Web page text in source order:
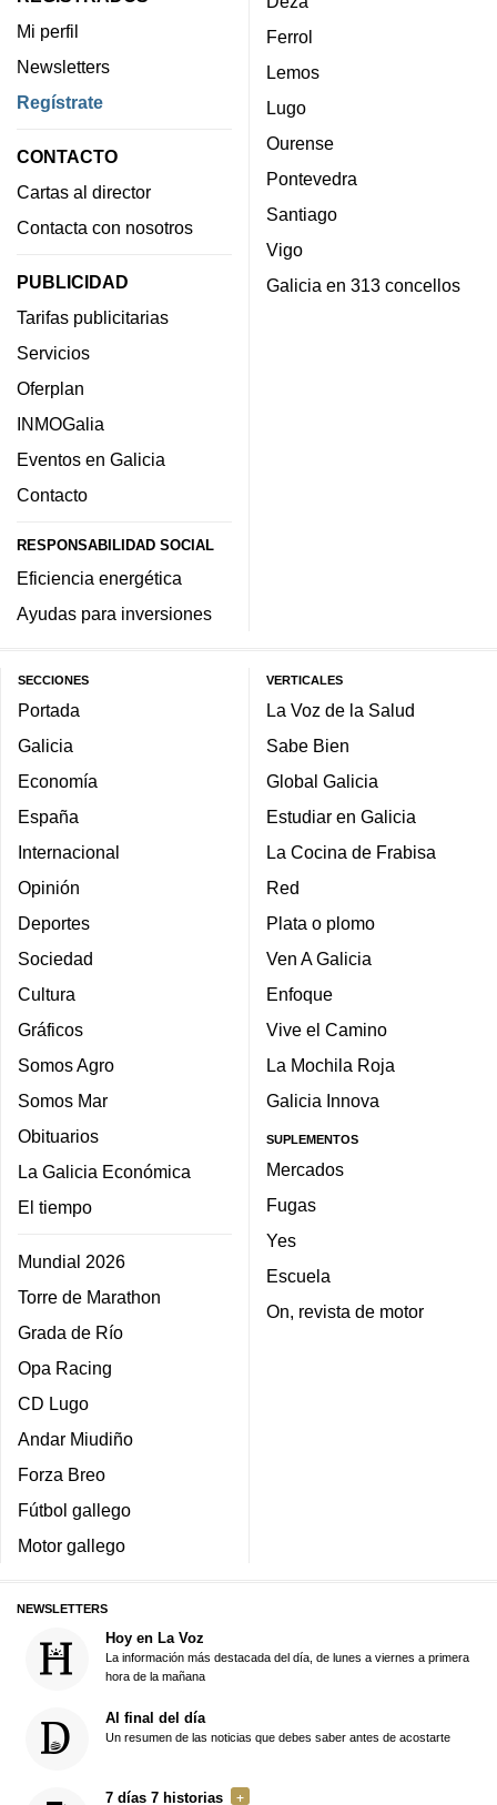
Mi perfil
Newsletters
Regístrate
CONTACTO
Cartas al director
Contacta con nosotros
PUBLICIDAD
Tarifas publicitarias
Servicios
Oferplan
INMOGalia
Eventos en Galicia
Contacto
RESPONSABILIDAD SOCIAL
Eficiencia energética
Ayudas para inversiones
Ferrol
Lemos
Lugo
Ourense
Pontevedra
Santiago
Vigo
Galicia en 313 concellos
SECCIONES
Portada
Galicia
Economía
España
Internacional
Opinión
Deportes
Sociedad
Cultura
Gráficos
Somos Agro
Somos Mar
Obituarios
La Galicia Económica
El tiempo
Mundial 2026
Torre de Marathon
Grada de Río
Opa Racing
CD Lugo
Andar Miudiño
Forza Breo
Fútbol gallego
Motor gallego
VERTICALES
La Voz de la Salud
Sabe Bien
Global Galicia
Estudiar en Galicia
La Cocina de Frabisa
Red
Plata o plomo
Ven A Galicia
Enfoque
Vive el Camino
La Mochila Roja
Galicia Innova
SUPLEMENTOS
Mercados
Fugas
Yes
Escuela
On, revista de motor
NEWSLETTERS
Hoy en La Voz
La información más destacada del día, de lunes a viernes a primera
hora de la mañana
Al final del día
Un resumen de las noticias que debes saber antes de acostarte
7 días 7 historias